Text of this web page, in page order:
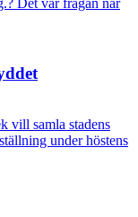
vill samla stadens
under höstens